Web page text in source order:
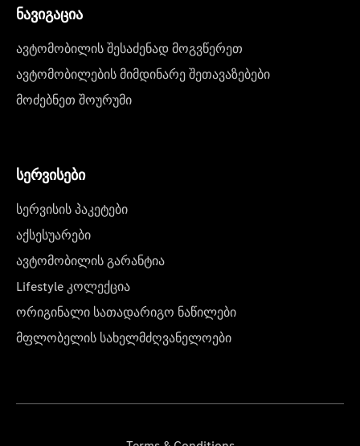
ნავიგაცია
ავტომობილის შესაძენად მოგვწერეთ
ავტომობილების მიმდინარე შეთავაზებები
მოძებნეთ შოურუმი
სერვისები
სერვისის პაკეტები
აქსესუარები
ავტომობილის გარანტია
Lifestyle კოლექცია
ორიგინალი სათადარიგო ნაწილები
მფლობელის სახელმძღვანელოები